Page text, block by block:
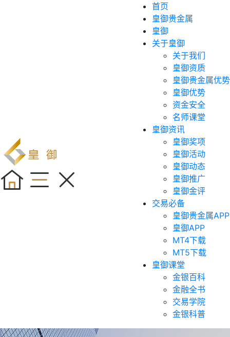
首页
皇御贵金属
皇御
关于皇御
关于我们
皇御资质
皇御贵金属优势
皇御优势
资金安全
名师课堂
皇御资讯
皇御奖项
皇御活动
皇御动态
皇御推广
皇御金评
交易必备
皇御贵金属APP
皇御APP
MT4下载
MT5下载
皇御课堂
金银百科
金融全书
交易学院
金银科普